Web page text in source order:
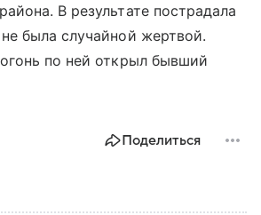
В результате пострадала
была случайной жертвой.
по ней открыл бывший
Поделиться